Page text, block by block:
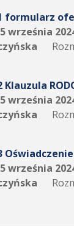
formularz
5 września
Klauzula
5 września
5 września